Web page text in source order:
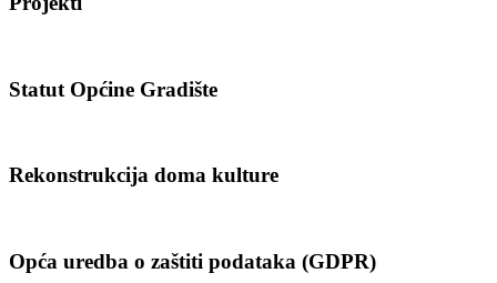
Statut Općine Gradište
Rekonstrukcija doma kulture
Opća uredba o zaštiti podataka (GDPR)